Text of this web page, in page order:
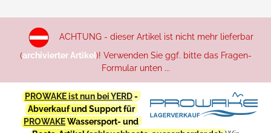
ACHTUNG - dieser Artikel ist nicht mehr lieferbar
(archivierter Artikel)! Verwenden Sie ggf. bitte das Fragen-
Formular unten ...
PROWAKE ist nun bei YERD-
Abverkauf und Support für
PROWAKEWassersport- und